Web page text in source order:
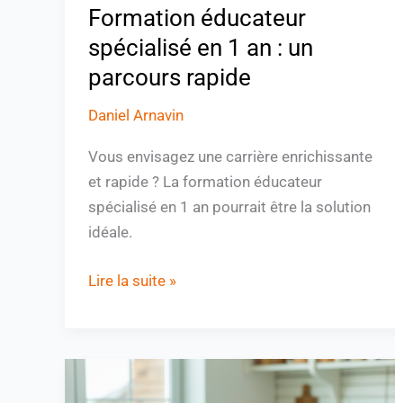
Formation éducateur
spécialisé en 1 an : un
parcours rapide
Daniel Arnavin
Vous envisagez une carrière enrichissante
et rapide ? La formation éducateur
spécialisé en 1 an pourrait être la solution
idéale.
Lire la suite »
débarrasser